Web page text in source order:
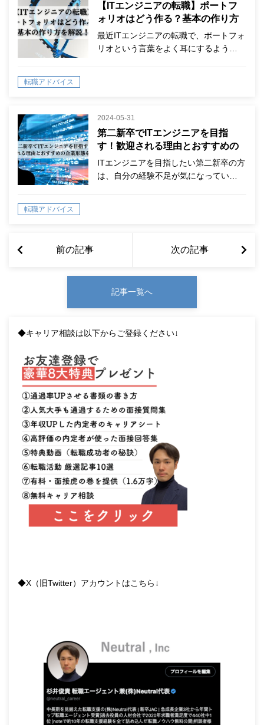
【ITエンジニアの転職】ポートフ
ォリオはどう作る？基本の作り方
を解説！
最近ITエンジニアの転職で、ポートフォ
リオという言葉をよく耳にするよう…
転職アドバイス
2024-05-31
第二新卒でITエンジニアを目指
す！歓迎される理由とおすすめの
企業形態を紹介！
ITエンジニアを目指したい第二新卒の方
は、自分の経験不足が気になってい…
転職アドバイス
前の記事 次の記事
記事一覧へ
◆キャリア相談は以下からご登録ください↓
◆X（旧Twitter）アカウントはこちら↓